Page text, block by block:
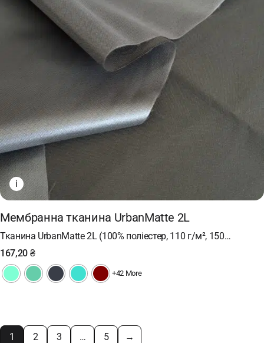
i
Мембранна тканина UrbanMatte 2L
Тканина UrbanMatte 2L (100% поліестер, 110 г/м², 150…
167,20 ₴
+42 More
1 2 3 … 5 →